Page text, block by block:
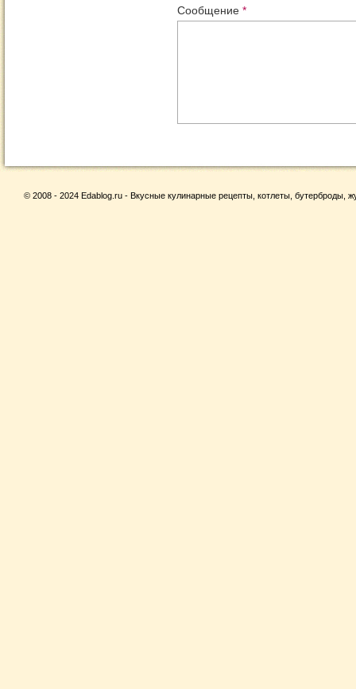
Сообщение *
© 2008 - 2024 Edablog.ru - Вкусные кулинарные рецепты, котлеты, бутерброды,